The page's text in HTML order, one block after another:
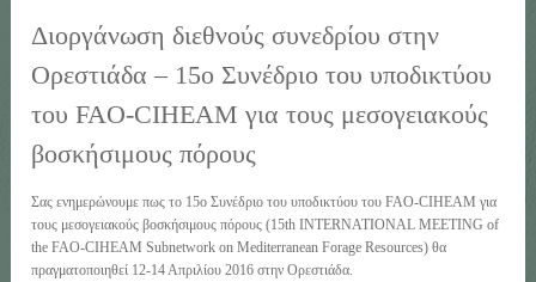
Διοργάνωση διεθνούς συνεδρίου στην
Ορεστιάδα – 15ο Συνέδριο του υποδικτύου
του FAO-CIHEAM για τους μεσογειακούς
βοσκήσιμους πόρους
Σας ενημερώνουμε πως το 15ο Συνέδριο του υποδικτύου του FAO-CIHEAM για
τους μεσογειακούς βοσκήσιμους πόρους (15th INTERNATIONAL MEETING of
the FAO-CIHEAM Subnetwork on Mediterranean Forage Resources) θα
πραγματοποιηθεί 12-14 Απριλίου 2016 στην Ορεστιάδα.